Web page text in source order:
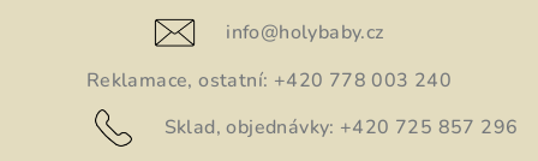
info@holybaby.cz
Reklamace, ostatní: +420 778 003 240
Sklad, objednávky: +420 725 857 296